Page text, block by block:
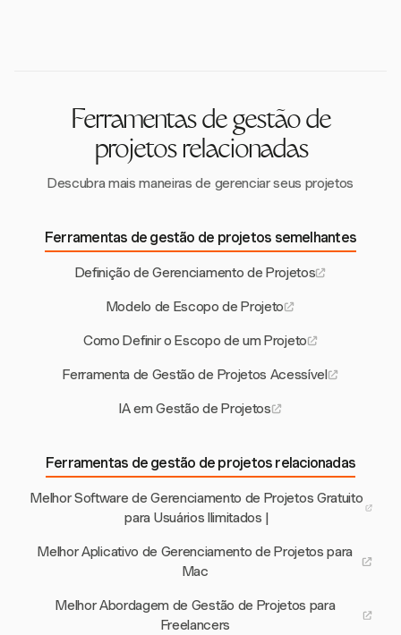
projeto.
Ferramentas de gestão de
projetos relacionadas
Descubra mais maneiras de gerenciar seus projetos
Ferramentas de gestão de projetos semelhantes
Definição de Gerenciamento de Projetos
Modelo de Escopo de Projeto
Como Definir o Escopo de um Projeto
Ferramenta de Gestão de Projetos Acessível
IA em Gestão de Projetos
Ferramentas de gestão de projetos relacionadas
Melhor Software de Gerenciamento de Projetos Gratuito
para Usuários Ilimitados |
Melhor Aplicativo de Gerenciamento de Projetos para
Mac
Melhor Abordagem de Gestão de Projetos para
Freelancers